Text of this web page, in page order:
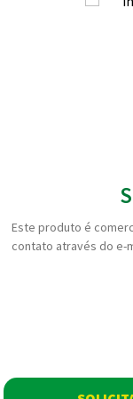
Este produto é
contato através do e-